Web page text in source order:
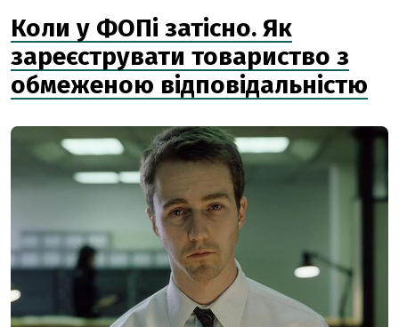
Коли у ФОПі затісно. Як
зареєструвати товариство з
обмеженою відповідальністю